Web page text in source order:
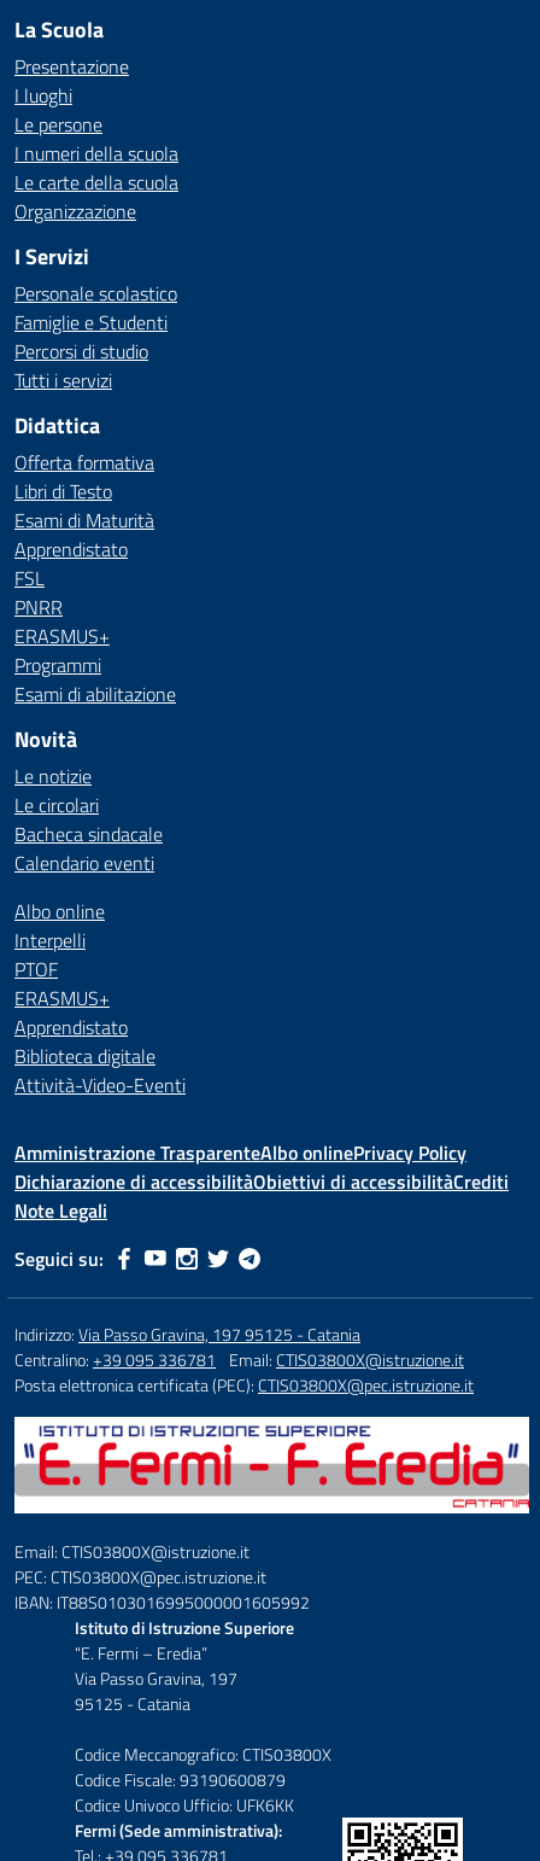
La Scuola
Presentazione
I luoghi
Le persone
I numeri della scuola
Le carte della scuola
Organizzazione
I Servizi
Personale scolastico
Famiglie e Studenti
Percorsi di studio
Tutti i servizi
Didattica
Offerta formativa
Libri di Testo
Esami di Maturità
Apprendistato
FSL
PNRR
ERASMUS+
Programmi
Esami di abilitazione
Novità
Le notizie
Le circolari
Bacheca sindacale
Calendario eventi
Albo online
Interpelli
PTOF
ERASMUS+
Apprendistato
Biblioteca digitale
Attività-Video-Eventi
Amministrazione TrasparenteAlbo onlinePrivacy Policy
Dichiarazione di accessibilitàObiettivi di accessibilitàCrediti
Note Legali
Seguici su:
Indirizzo:Via Passo Gravina, 197 95125 - Catania
Centralino:+39 095 336781 Email:CTIS03800X@istruzione.it
Posta elettronica certificata (PEC):CTIS03800X@pec.istruzione.it
Email: CTIS03800X@istruzione.it
PEC: CTIS03800X@pec.istruzione.it
IBAN: IT88S0103016995000001605992
Istituto di Istruzione Superiore
“E. Fermi – Eredia”
Via Passo Gravina, 197
95125 - Catania
Codice Meccanografico: CTIS03800X
Codice Fiscale: 93190600879
Codice Univoco Ufficio: UFK6KK
Fermi (Sede amministrativa):
Tel.: +39 095 336781